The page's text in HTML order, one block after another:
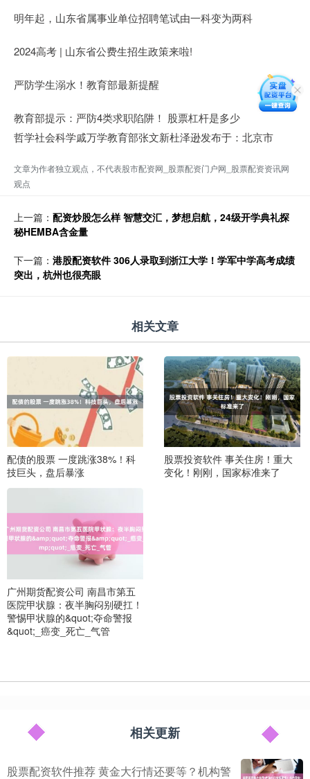
明年起，山东省属事业单位招聘笔试由一科变为两科
2024高考 | 山东省公费生招生政策来啦!
严防学生溺水！教育部最新提醒
教育部提示：严防4类求职陷阱！ 股票杠杆是多少
哲学社会科学戚万学教育部张文新杜泽逊发布于：北京市
文章为作者独立观点，不代表股市配资网_股票配资门户网_股票配资资讯网
观点
上一篇： 配资炒股怎么样 智慧交汇，梦想启航，24级开学典礼探
秘HEMBA含金量
下一篇： 港股配资软件 306人录取到浙江大学！学军中学高考成绩
突出，杭州也很亮眼
相关文章
配债的股票 一度跳涨38%！科
技巨头，盘后暴涨
股票投资软件 事关住房！重大
变化！刚刚，国家标准来了
广州期货配资公司 南昌市第五
医院甲状腺：夜半胸闷别硬扛！
警惕甲状腺的&quot;夺命警报
&quot;_癌变_死亡_气管
相关更新
股票配资软件推荐 黄金大行情还要等？机构警